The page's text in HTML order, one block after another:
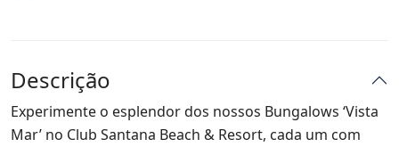
Descrição
Experimente o esplendor dos nossos Bungalows ‘Vista
Mar’ no Club Santana Beach & Resort, cada um com